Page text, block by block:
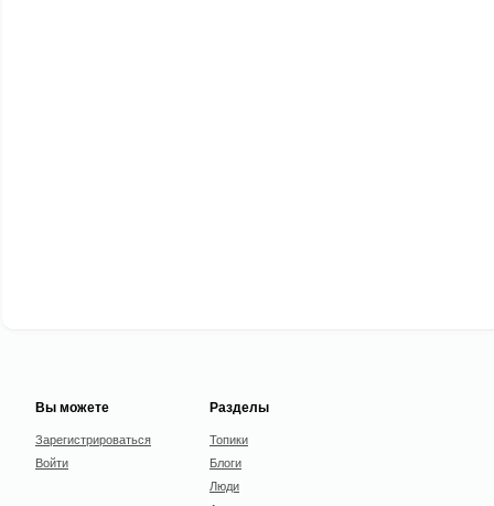
Вы можете
Зарегистрироваться
Войти
Разделы
Топики
Блоги
Люди